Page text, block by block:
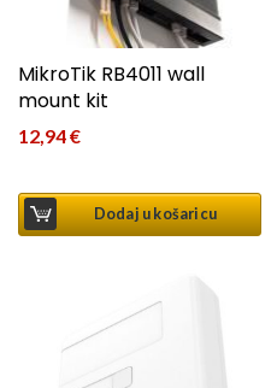
MikroTik RB4011 wall
mount kit
12,94€
Dodaj u košaricu